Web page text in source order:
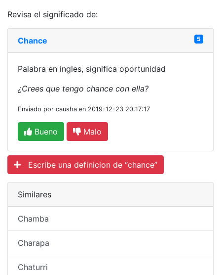
Revisa el significado de:
Chance 5
Palabra en ingles, significa oportunidad
¿Crees que tengo chance con ella?
Enviado por causha en 2019-12-23 20:17:17
Bueno Malo
Escribe una definicion de “chance”
Similares
Chamba
Charapa
Chaturri